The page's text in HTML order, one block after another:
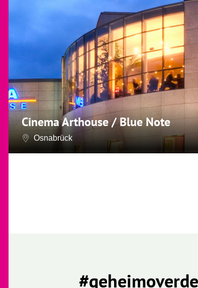
Cinema Arthouse / Blue Note
Osnabrück